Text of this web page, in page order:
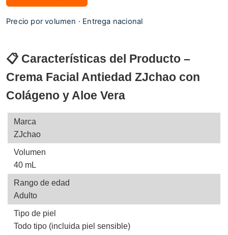
Precio por volumen · Entrega nacional
📋 Características del Producto –
Crema Facial Antiedad ZJchao con
Colágeno y Aloe Vera
Marca
ZJchao
Volumen
40 mL
Rango de edad
Adulto
Tipo de piel
Todo tipo (incluida piel sensible)